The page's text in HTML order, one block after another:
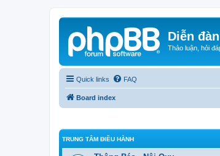
Diễn
Thảo luận, hỏi
Quick links FAQ
Board index
TRUNG TÂM ĐIỀU HÀNH